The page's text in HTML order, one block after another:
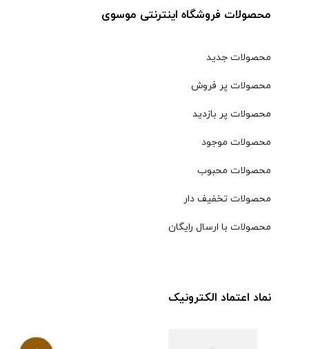
محصولات فروشگاه اینترنتی موسوی
محصولات جدید
محصولات پر فروش
محصولات پر بازدید
محصولات موجود
محصولات محبوب
محصولات تخفیف دار
محصولات با ارسال رایگان
نماد اعتماد الکترونیک